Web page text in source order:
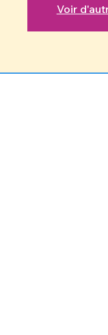
Voir